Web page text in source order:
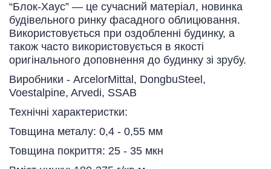
“Блок-Хаус” — це сучасний матеріал, новинка
будівельного ринку фасадного облицювання.
Використовується при оздобленні будинку, а
також часто використовується в якості
оригінального доповнення до будинку зі зрубу.
Виробники - ArcelorMittal, DongbuSteel,
Voestalpine, Arvedi, SSAB
Технiчнi характеристки:
Товщина металу: 0,4 - 0,55 мм
Товщина покриття: 25 - 35 мкн